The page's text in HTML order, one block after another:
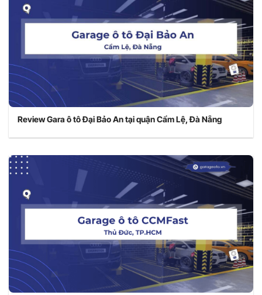
Review Gara ô tô Đại Bảo An tại quận Cẩm Lệ, Đà Nẵng